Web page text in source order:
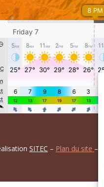
SITEC – Plan du site –